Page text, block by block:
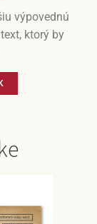
výpovednú
ktorý by